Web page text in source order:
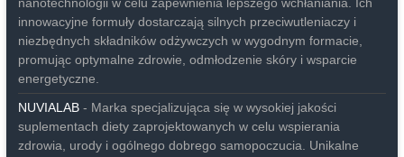
nanotechnologii w celu zapewnienia lepszego wchłaniania. Ich
innowacyjne formuły dostarczają silnych przeciwutleniaczy i
niezbędnych składników odżywczych w wygodnym formacie,
promując optymalne zdrowie, odmłodzenie skóry i wsparcie
energetyczne.
NUVIALAB- Marka specjalizująca się w wysokiej jakości
suplementach diety zaprojektowanych w celu wspierania
zdrowia, urody i ogólnego dobrego samopoczucia. Unikalne